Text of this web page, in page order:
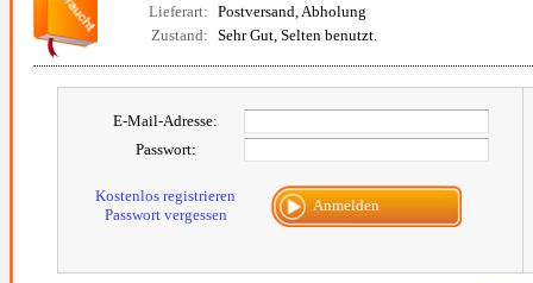
Lieferart: Postversand, Abholung
Zustand: Sehr Gut, Selten benutzt.
E-Mail-Adresse:
Passwort:
Kostenlos registrieren
Passwort vergessen
Anmelden